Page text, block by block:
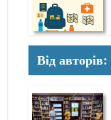
Від авторів: